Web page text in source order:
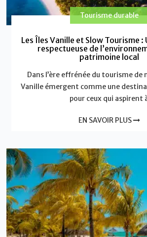
Tourisme durable
Les Îles Vanille et Slow Tourisme :
respectueuse de
patrimoine local
Dans l’ère effrénée du tourisme de
Vanille émergent comme une
pour ceux qui aspirent
EN SAVOIR PLUS